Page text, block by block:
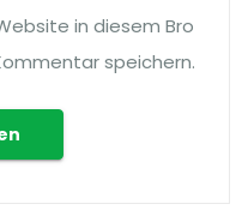
in diesem Bro
speichern.